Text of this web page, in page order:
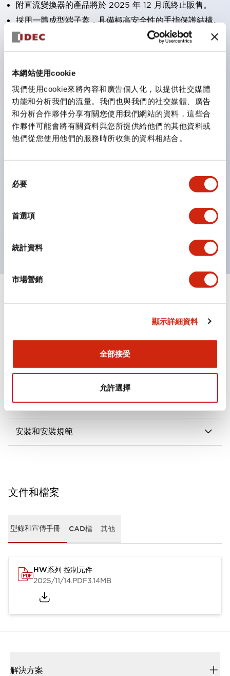
本網站使用cookie
我們使用cookie來將內容和廣告個人化，以提供社交媒體
功能和分析我們的流量。我們也與我們的社交媒體、廣告
和分析合作夥伴分享有關您使用我們網站的資料，這些合
作夥伴可能會將有關資料與您所提供給他們的其他資料或
他們從您使用他們的服務時所收集的資料相結合。
必要
首選項
統計資料
市場營銷
顯示詳細資料
全部接受
允許選擇
附直流變換器的產品將於 2025 年 12 月底終止販售。
採用一體成型端子蓋，具備極高安全性的手指保護結構。
接點部採用自清潔滾動接觸方式，維持穩定導通性能。
防護結構可防止水或油從面板前方滲入：IP65（僅雙按
鈕開關為 IP40）。
三種功能集結於一顆開關。
完整支援全球各地需求的多種電壓規格。
一顆 LED 燈泡即可呈現六種顏色（LSRD 燈泡）。以往
需分色管理的 LED 燈泡，如今可用單一顆燈泡呈現多種
顏色。
可清楚辨識正方平頭形指示燈的亮燈/熄燈狀態，以及點
符合 ISO 3864-4 安全色規範：在危險或緊急狀況下，
+
電氣規範（額定照明部分）
環境規範
機械規格
安裝和安裝規範
文件和檔案
型錄和宣傳手冊 CAD檔 其他
HW系列 控制元件
2025/11/14.PDF3.14MB
解決方案